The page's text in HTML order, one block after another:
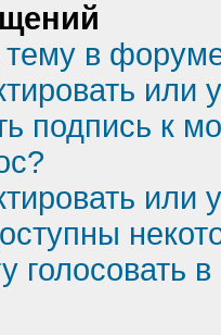
тему в
или
подпись к
или
голосовать